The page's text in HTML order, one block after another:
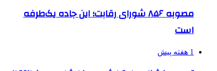
مصوبه ۸۵۶ شورای رقابت؛ این جاده یک‌طرفه
است
1 هفته پیش